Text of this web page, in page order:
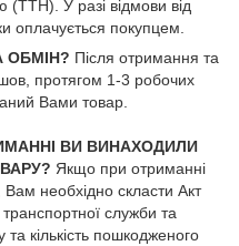
(ТТН). У разі відмови від
оплачується покупцем.
ОБМІН? Після отримання та
протягом 1-3 робочих
Вами товар.
ВИ ВИНАХОДИЛИ
Якщо при отриманні
необхідно скласти Акт
служби та
кількість пошкодженого